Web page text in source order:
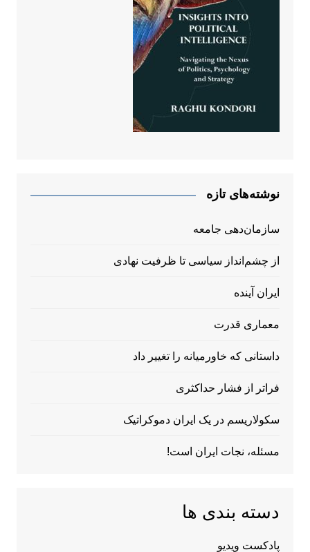
نوشته‌های تازه
سازمان‌دهی جامعه
از چشم‌انداز سیاسی تا ظرفیت نهادی
ایران آینده
معماری قدرت
داستانی که خاورمیانه را تغییر داد
فراتر از فشار حداکثری
سکولاریسم در یک ایران دموکراتیک
مسئله، نجات ایران است!
دسته بندی ها
پادکست ویدیو